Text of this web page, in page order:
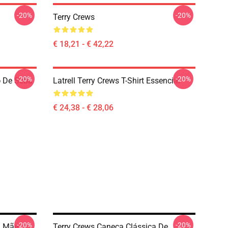
-20% Terry Crews
€ 18,21 - € 42,22
-20%
Seba
-20% Latrell Terry Crews T-Shirt Essencial
€ 24,38 - € 28,06
-20%
-20% -20%